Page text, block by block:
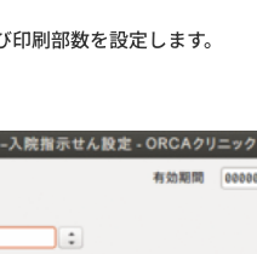
刷部数を設定します。